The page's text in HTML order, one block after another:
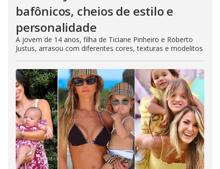
bafônicos, cheios de estilo e
personalidade
A jovem de 14 anos, filha de Ticiane Pinheiro e Roberto
Justus, arrasou com diferentes cores, texturas e modelitos